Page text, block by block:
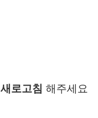
새로고침 해주세요